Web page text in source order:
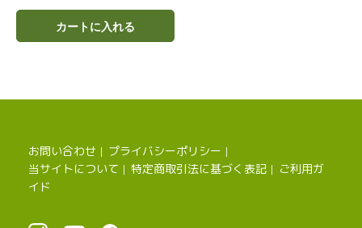
カートに入れる
お買い物を続ける
お問い合わせ ｜ プライバシーポリシー ｜
当サイトについて ｜ 特定商取引法に基づく表記 ｜ ご利用ガ
イド